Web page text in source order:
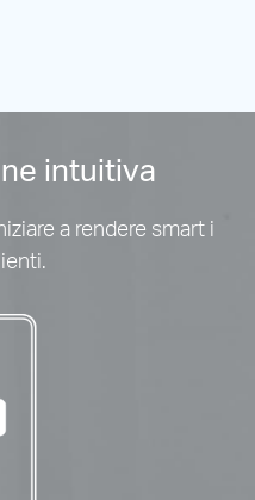
intuitiva
a rendere smart i